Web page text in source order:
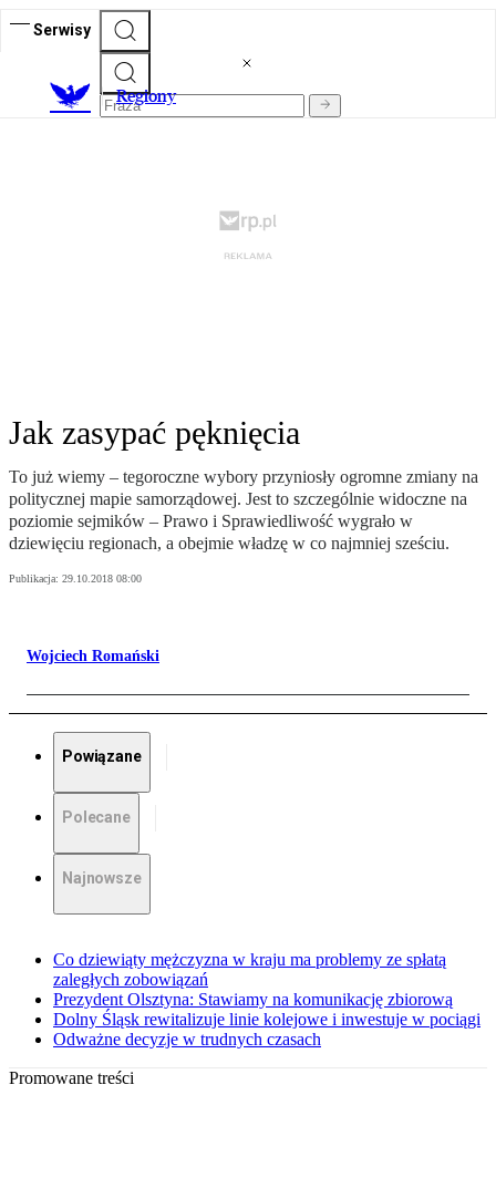
Serwisy
Regiony
Jak zasypać pęknięcia
To już wiemy – tegoroczne wybory przyniosły ogromne zmiany na
politycznej mapie samorządowej. Jest to szczególnie widoczne na
poziomie sejmików – Prawo i Sprawiedliwość wygrało w
dziewięciu regionach, a obejmie władzę w co najmniej sześciu.
Publikacja: 29.10.2018 08:00
Wojciech Romański
Powiązane
Polecane
Najnowsze
Co dziewiąty mężczyzna w kraju ma problemy ze spłatą
zaległych zobowiązań
Prezydent Olsztyna: Stawiamy na komunikację zbiorową
Dolny Śląsk rewitalizuje linie kolejowe i inwestuje w pociągi
Odważne decyzje w trudnych czasach
Promowane treści